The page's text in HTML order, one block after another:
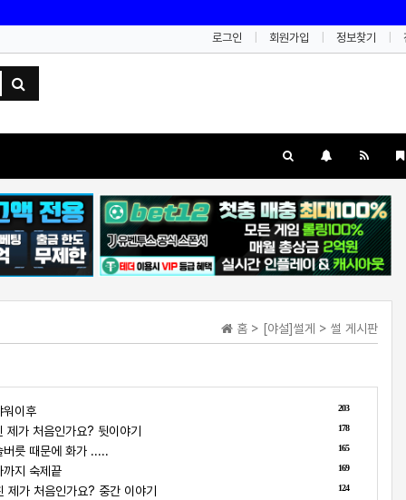
로그인 회원가입 정보찾기
홈 > [야설]썰게 > 썰 게시판
203
워이후
178
제가 처음인가요? 뒷이야기
165
버릇 때문에 화가 .....
169
까지 숙제끝
124
제가 처음인가요? 중간 이야기